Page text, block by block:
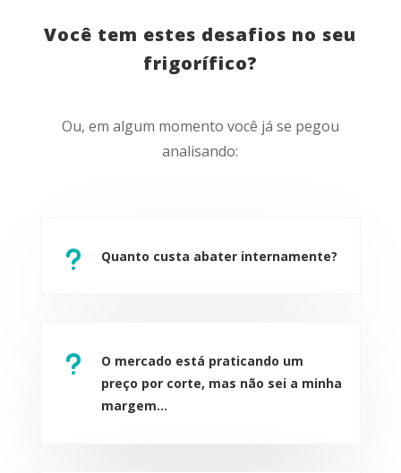
Você tem estes desafios no seu
frigorífico?
Ou, em algum momento você já se pegou
analisando:
u Quanto custa abater internamente?
u
O mercado está praticando um
preço por corte, mas não sei a minha
margem...